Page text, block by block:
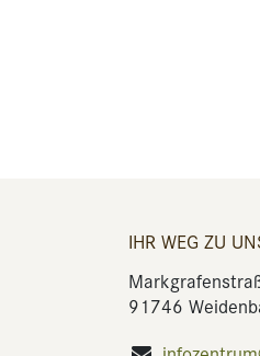
IHR WEG ZU
91746